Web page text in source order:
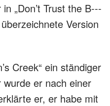
„Don’t Trust the B---
Version
Creek“ ein ständiger
er nach einer
er, er habe mit